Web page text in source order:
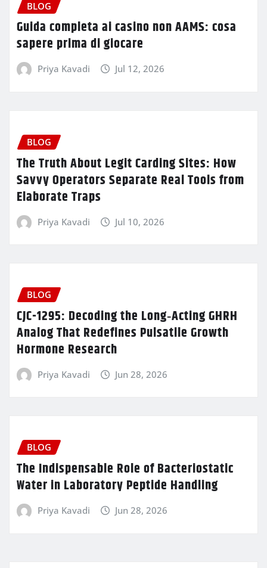
BLOG
Guida completa ai casino non AAMS: cosa
sapere prima di giocare
Priya Kavadi Jul 12, 2026
BLOG
The Truth About Legit Carding Sites: How
Savvy Operators Separate Real Tools from
Elaborate Traps
Priya Kavadi Jul 10, 2026
BLOG
CJC-1295: Decoding the Long‑Acting GHRH
Analog That Redefines Pulsatile Growth
Hormone Research
Priya Kavadi Jun 28, 2026
BLOG
The Indispensable Role of Bacteriostatic
Water in Laboratory Peptide Handling
Priya Kavadi Jun 28, 2026